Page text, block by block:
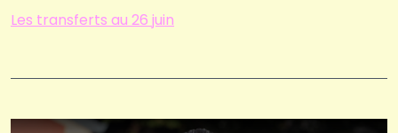
Les transferts au 26 juin